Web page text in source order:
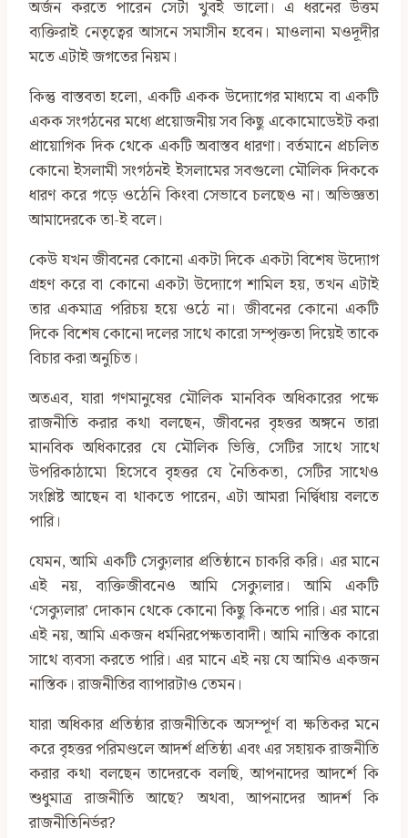
অর্জন করতে পারেন সেটা খুবই ভালো। এ ধরনের উত্তম
ব্যক্তিরাই নেতৃত্বের আসনে সমাসীন হবেন। মাওলানা মওদূদীর
মতে এটাই জগতের নিয়ম।
কিন্তু বাস্তবতা হলো, একটি একক উদ্যোগের মাধ্যমে বা একটি
একক সংগঠনের মধ্যে প্রয়োজনীয় সব কিছু একোমোডেইট করা
প্রায়োগিক দিক থেকে একটি অবাস্তব ধারণা। বর্তমানে প্রচলিত
কোনো ইসলামী সংগঠনই ইসলামের সবগুলো মৌলিক দিককে
ধারণ করে গড়ে ওঠেনি কিংবা সেভাবে চলছেও না। অভিজ্ঞতা
আমাদেরকে তা-ই বলে।
কেউ যখন জীবনের কোনো একটা দিকে একটা বিশেষ উদ্যোগ
গ্রহণ করে বা কোনো একটা উদ্যোগে শামিল হয়, তখন এটাই
তার একমাত্র পরিচয় হয়ে ওঠে না। জীবনের কোনো একটি
দিকে বিশেষ কোনো দলের সাথে কারো সম্পৃক্ততা দিয়েই তাকে
বিচার করা অনুচিত।
অতএব, যারা গণমানুষের মৌলিক মানবিক অধিকারের পক্ষে
রাজনীতি করার কথা বলছেন, জীবনের বৃহত্তর অঙ্গনে তারা
মানবিক অধিকারের যে মৌলিক ভিত্তি, সেটির সাথে সাথে
উপরিকাঠামো হিসেবে বৃহত্তর যে নৈতিকতা, সেটির সাথেও
সংশ্লিষ্ট আছেন বা থাকতে পারেন, এটা আমরা নির্দ্বিধায় বলতে
পারি।
যেমন, আমি একটি সেক্যুলার প্রতিষ্ঠানে চাকরি করি। এর মানে
এই নয়, ব্যক্তিজীবনেও আমি সেক্যুলার। আমি একটি
‘সেক্যুলার’ দোকান থেকে কোনো কিছু কিনতে পারি। এর মানে
এই নয়, আমি একজন ধর্মনিরপেক্ষতাবাদী। আমি নাস্তিক কারো
সাথে ব্যবসা করতে পারি। এর মানে এই নয় যে আমিও একজন
নাস্তিক। রাজনীতির ব্যাপারটাও তেমন।
যারা অধিকার প্রতিষ্ঠার রাজনীতিকে অসম্পূর্ণ বা ক্ষতিকর মনে
করে বৃহত্তর পরিমণ্ডলে আদর্শ প্রতিষ্ঠা এবং এর সহায়ক রাজনীতি
করার কথা বলছেন তাদেরকে বলছি, আপনাদের আদর্শে কি
শুধুমাত্র রাজনীতি আছে? অথবা, আপনাদের আদর্শ কি
রাজনীতিনির্ভর?